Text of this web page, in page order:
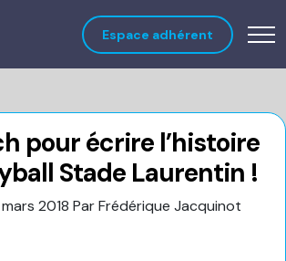
Espace adhérent
pour écrire l’histoire
Stade Laurentin !
2018 Par Frédérique Jacquinot